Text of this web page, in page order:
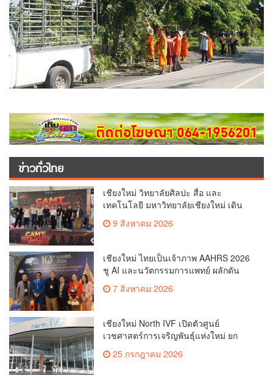
ข่าวทั่วไทย
เชียงใหม่ วิทยาลัยศิลปะ สื่อ และ
เทคโนโลยี มหาวิทยาลัยเชียงใหม่ เดิน
“CAMT Digital Contest 2026”(คลิป)
9 สิงหาคม 2026
เชียงใหม่ ไทยเป็นเจ้าภาพ AAHRS 2026
ชู AI และนวัตกรรมการแพทย์ ผลักดัน
เอเชีย(คลิป)
7 สิงหาคม 2026
เชียงใหม่ North IVF เปิดตัวศูนย์
เวชศาสตร์การเจริญพันธุ์แห่งใหม่ ยก
ระดับเชียงใหม่สู่ ศูนย์กลางการรักษาผู้มี
บุตรยากของภูมิภาค(คลิป)
25 กรกฎาคม 2026